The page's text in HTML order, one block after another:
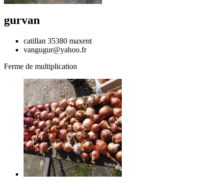
gurvan
catillan 35380 maxent
vangugur@yahoo.fr
Ferme de multiplication